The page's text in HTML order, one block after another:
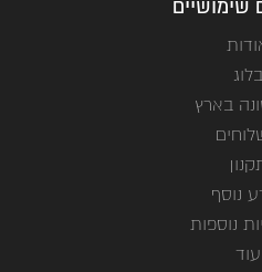
שימושיים
בלוג
בארץ
נוסף
נוספות
עוד